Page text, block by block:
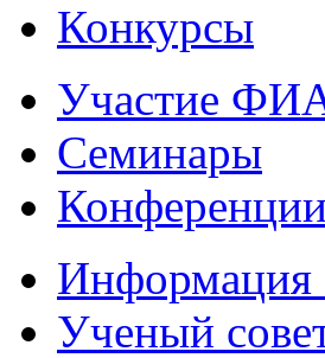
Конкурсы
Участие
Семинары
Конференции
Информация
Ученый